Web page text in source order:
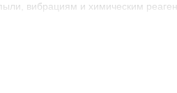
вибрациям и химическим